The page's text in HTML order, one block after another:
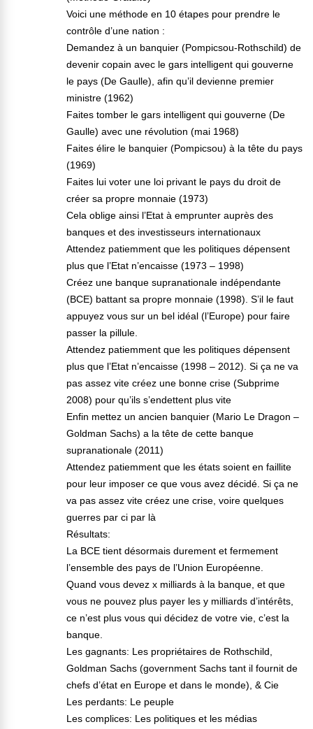
Voici une méthode en 10 étapes pour prendre le
contrôle d’une nation :
Demandez à un banquier (Pompicsou-Rothschild) de
devenir copain avec le gars intelligent qui gouverne
le pays (De Gaulle), afin qu’il devienne premier
ministre (1962)
Faites tomber le gars intelligent qui gouverne (De
Gaulle) avec une révolution (mai 1968)
Faites élire le banquier (Pompicsou) à la tête du pays
(1969)
Faites lui voter une loi privant le pays du droit de
créer sa propre monnaie (1973)
Cela oblige ainsi l’Etat à emprunter auprès des
banques et des investisseurs internationaux
Attendez patiemment que les politiques dépensent
plus que l’Etat n’encaisse (1973 – 1998)
Créez une banque supranationale indépendante
(BCE) battant sa propre monnaie (1998). S’il le faut
appuyez vous sur un bel idéal (l’Europe) pour faire
passer la pillule.
Attendez patiemment que les politiques dépensent
plus que l’Etat n’encaisse (1998 – 2012). Si ça ne va
pas assez vite créez une bonne crise (Subprime
2008) pour qu’ils s’endettent plus vite
Enfin mettez un ancien banquier (Mario Le Dragon –
Goldman Sachs) a la tête de cette banque
supranationale (2011)
Attendez patiemment que les états soient en faillite
pour leur imposer ce que vous avez décidé. Si ça ne
va pas assez vite créez une crise, voire quelques
guerres par ci par là
Résultats:
La BCE tient désormais durement et fermement
l’ensemble des pays de l’Union Européenne.
Quand vous devez x milliards à la banque, et que
vous ne pouvez plus payer les y milliards d’intérêts,
ce n’est plus vous qui décidez de votre vie, c’est la
banque.
Les gagnants: Les propriétaires de Rothschild,
Goldman Sachs (government Sachs tant il fournit de
chefs d’état en Europe et dans le monde), & Cie
Les perdants: Le peuple
Les complices: Les politiques et les médias